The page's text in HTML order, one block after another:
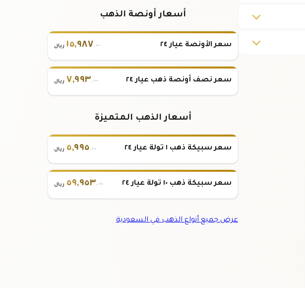
أسعار أونصة الذهب
سعر الأونصة عيار ٢٤ ١٥,٩٨٧.٠٠ ريال
سعر نصف أونصة ذهب عيار ٢٤ ٧,٩٩٣ .٠٠ ريال
أسعار الذهب المتميزة
سعر سبيكة ذهب ١ تولة عيار ٢٤ ٥,٩٩٥.٠٠ ريال
سعر سبيكة ذهب ١٠ تولة عيار ٢٤ ٥٩,٩٥٣.٠٠ ريال
عرض جميع أنواع الذهب في السعودية